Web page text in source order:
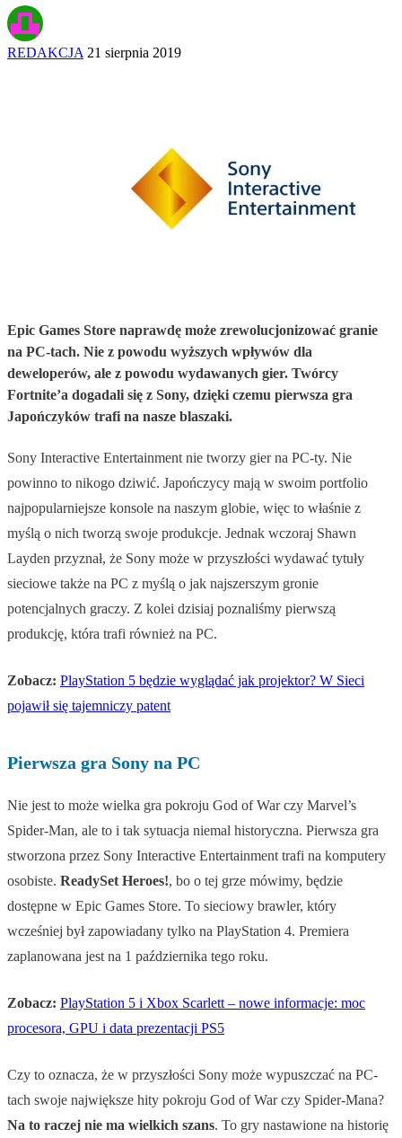
REDAKCJA 21 sierpnia 2019
Epic Games Store naprawdę może zrewolucjonizować granie
na PC-tach. Nie z powodu wyższych wpływów dla
deweloperów, ale z powodu wydawanych gier. Twórcy
Fortnite’a dogadali się z Sony, dzięki czemu pierwsza gra
Japończyków trafi na nasze blaszaki.
Sony Interactive Entertainment nie tworzy gier na PC-ty. Nie
powinno to nikogo dziwić. Japończycy mają w swoim portfolio
najpopularniejsze konsole na naszym globie, więc to właśnie z
myślą o nich tworzą swoje produkcje. Jednak wczoraj Shawn
Layden przyznał, że Sony może w przyszłości wydawać tytuły
sieciowe także na PC z myślą o jak najszerszym gronie
potencjalnych graczy. Z kolei dzisiaj poznaliśmy pierwszą
produkcję, która trafi również na PC.
Zobacz: PlayStation 5 będzie wyglądać jak projektor? W Sieci
pojawił się tajemniczy patent
Pierwsza gra Sony na PC
Nie jest to może wielka gra pokroju God of War czy Marvel’s
Spider-Man, ale to i tak sytuacja niemal historyczna. Pierwsza gra
stworzona przez Sony Interactive Entertainment trafi na komputery
osobiste. ReadySet Heroes!, bo o tej grze mówimy, będzie
dostępne w Epic Games Store. To sieciowy brawler, który
wcześniej był zapowiadany tylko na PlayStation 4. Premiera
zaplanowana jest na 1 października tego roku.
Zobacz: PlayStation 5 i Xbox Scarlett – nowe informacje: moc
procesora, GPU i data prezentacji PS5
Czy to oznacza, że w przyszłości Sony może wypuszczać na PC-
tach swoje największe hity pokroju God of War czy Spider-Mana?
Na to raczej nie ma wielkich szans. To gry nastawione na historię